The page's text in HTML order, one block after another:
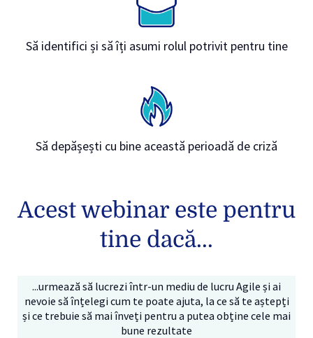
Să identifici și să îți asumi rolul potrivit pentru tine
Să depășești cu bine această perioadă de criză
Acest webinar este pentru
tine dacă...
...urmează să lucrezi într-un mediu de lucru Agile și ai
nevoie să înțelegi cum te poate ajuta, la ce să te aștepți
și ce trebuie să mai înveți pentru a putea obține cele mai
bune rezultate